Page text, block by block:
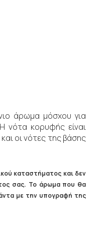
άρωμα μόσχου για
νότα κορυφής είναι
οι νότες της βάσης
καταστήματος και δεν
σας. Το άρωμα που θα
με την υπογραφή της